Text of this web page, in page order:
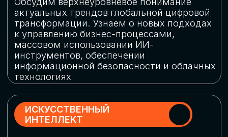
Выясним, как в наши дни уверенно
защищать свой бизнес от киберугроз
Узнаем, в каких отраслях ИИ
«материализуется», какие роботы
решают сложные бизнес-задачи, а где
только обсуждают концепции
роботизации и потенциальные бюджеты
на тестирование образцов